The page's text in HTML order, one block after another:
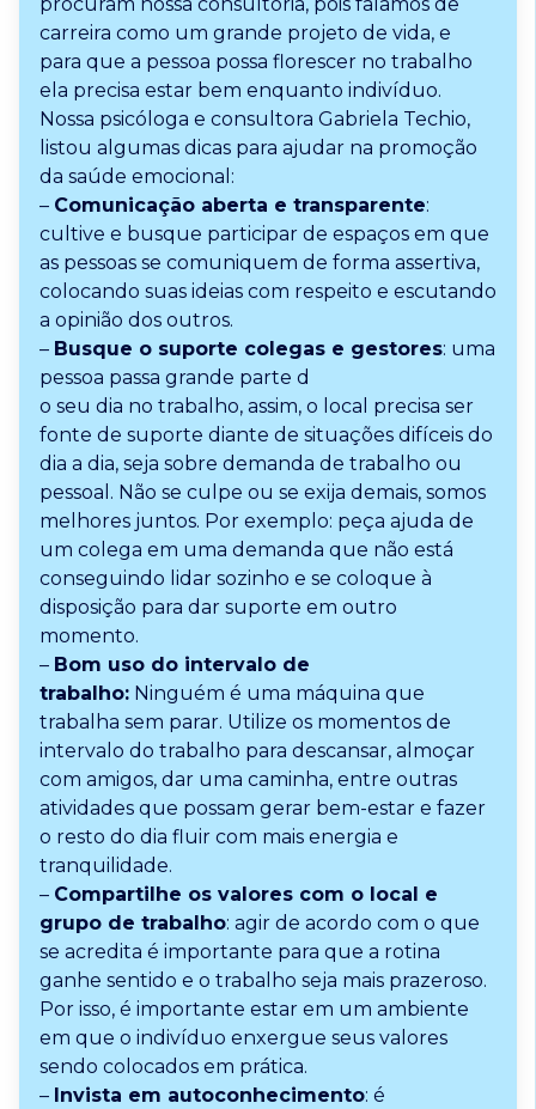
procuram nossa consultoria, pois falamos de
carreira como um grande projeto de vida, e
para que a pessoa possa florescer no trabalho
ela precisa estar bem enquanto indivíduo.
Nossa psicóloga e consultora Gabriela Techio,
listou algumas dicas para ajudar na promoção
da saúde emocional:
– Comunicação aberta e transparente:
cultive e busque participar de espaços em que
as pessoas se comuniquem de forma assertiva,
colocando suas ideias com respeito e escutando
a opinião dos outros.
– Busque o suporte colegas e gestores: uma
pessoa passa grande parte d
o seu dia no trabalho, assim, o local precisa ser
fonte de suporte diante de situações difíceis do
dia a dia, seja sobre demanda de trabalho ou
pessoal. Não se culpe ou se exija demais, somos
melhores juntos. Por exemplo: peça ajuda de
um colega em uma demanda que não está
conseguindo lidar sozinho e se coloque à
disposição para dar suporte em outro
momento.
– Bom uso do intervalo de
trabalho: Ninguém é uma máquina que
trabalha sem parar. Utilize os momentos de
intervalo do trabalho para descansar, almoçar
com amigos, dar uma caminha, entre outras
atividades que possam gerar bem-estar e fazer
o resto do dia fluir com mais energia e
tranquilidade.
– Compartilhe os valores com o local e
grupo de trabalho: agir de acordo com o que
se acredita é importante para que a rotina
ganhe sentido e o trabalho seja mais prazeroso.
Por isso, é importante estar em um ambiente
em que o indivíduo enxergue seus valores
sendo colocados em prática.
– Invista em autoconhecimento: é